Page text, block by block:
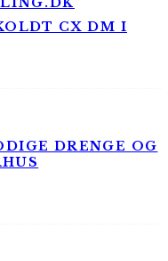
CX DM I
DRENGE OG